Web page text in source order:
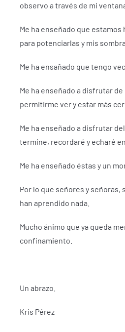
observo a través de mi
Me ha enseñado que estamos
para potenciarlas y mis
Me ha ensañado que tengo
Me ha enseñado a disfrutar
permitirme ver y estar más
Me ha enseñado a disfrutar
termine, recordaré y echaré
Me ha enseñado éstas y un
Por lo que señores y señoras,
han aprendido nada.
Mucho ánimo que ya queda
confinamiento.
Un abrazo.
Kris Pérez